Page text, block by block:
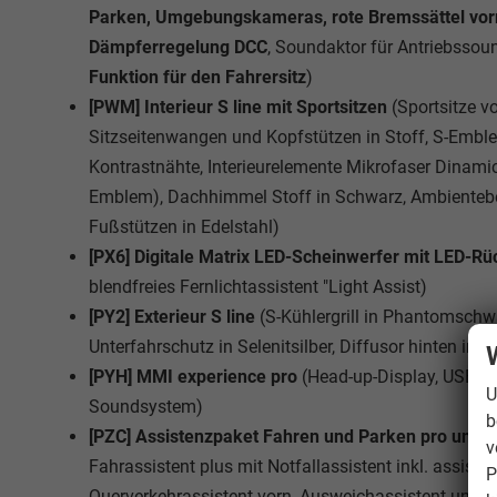
Parken, Umgebungskameras, rote Bremssättel
Dämpferregelung DCC, Soundaktor für
Funktion für den Fahrersitz)
[PWM] Interieur S line mit Sportsitzen (Sportsitze
Sitzseitenwangen und Kopfstützen in Stoff, S-
Kontrastnähte, Interieurelemente Mikrofaser
Emblem), Dachhimmel Stoff in Schwarz,
Fußstützen in Edelstahl)
[PX6] Digitale Matrix LED-Scheinwerfer mit LED-
blendfreies Fernlichtassistent "Light Assist)
[PY2] Exterieur S line (S-Kühlergrill in
Unterfahrschutz in Selenitsilber, Diffusor hinten in
[PYH] MMI experience pro (Head-up-Display, USB-
Soundsystem)
[PZC] Assistenzpaket Fahren und Parken pro und
Fahrassistent plus mit Notfallassistent inkl.